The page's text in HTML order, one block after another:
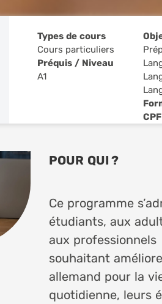
Types de cours
Cours particuliers
Préquis / Niveau
A1
CPF
POUR QUI ?
Ce programme
étudiants, aux
aux professionnels
souhaitant
allemand pour la
quotidienne, leurs